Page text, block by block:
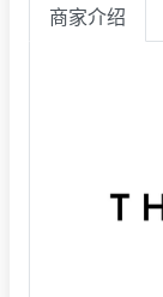
商家介绍